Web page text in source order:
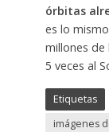
órbitas
es lo
millones de
5 veces al
Etiquetas
imágenes